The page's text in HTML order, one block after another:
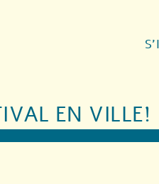
EN VILLE!